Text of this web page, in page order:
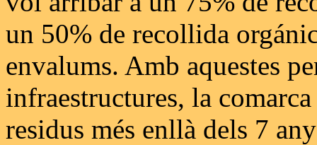
un 50% de recollida
envalums. Amb aquestes
infraestructures, la
residus més enllà dels 7